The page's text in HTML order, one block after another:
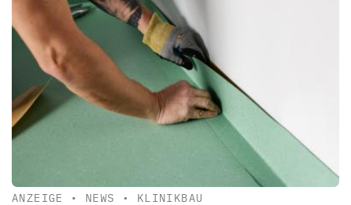
ANZEIGE • NEWS • KLINIKBAU